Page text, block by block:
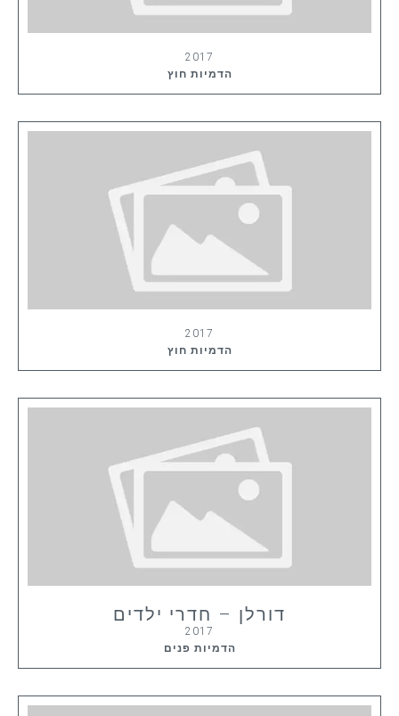
2017
הדמיות חוץ
2017
הדמיות חוץ
דורלן – חדרי ילדים
2017
הדמיות פנים